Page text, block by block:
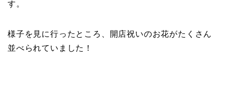
す。
様子を見に行ったところ、開店祝いのお花がたくさん
並べられていました！